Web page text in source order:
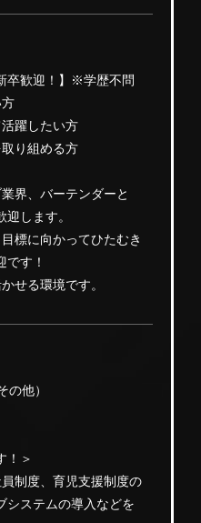
卒歓迎！】※学歴不問
躍したい方
り組める方
界、バーテンダーと
します。
標に向かってひたむき
です！
せる環境です。
の他）
！＞
制度、育児支援制度の
システムの導入などを